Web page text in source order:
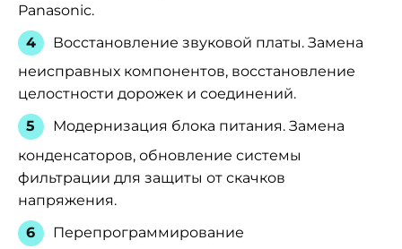
Panasonic.
Восстановление звуковой платы. Замена
неисправных компонентов, восстановление
целостности дорожек и соединений.
Модернизация блока питания. Замена
конденсаторов, обновление системы
фильтрации для защиты от скачков
напряжения.
Перепрограммирование